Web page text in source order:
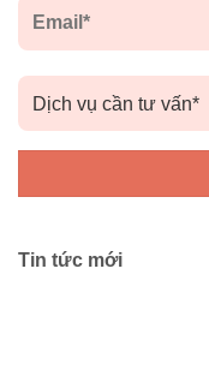
Tin tức mới